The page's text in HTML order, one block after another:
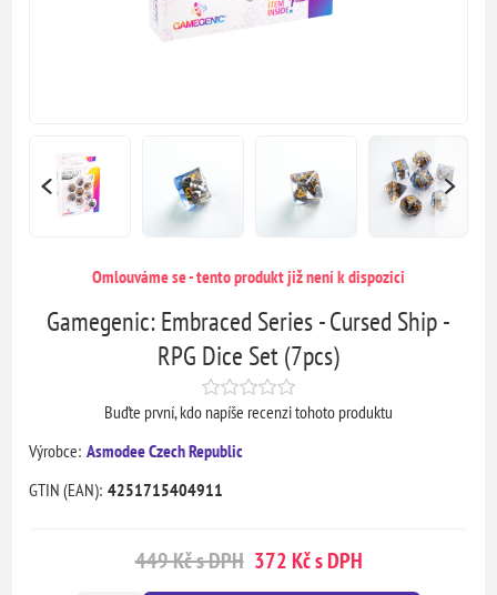
Omlouváme se - tento produkt již není k dispozici
Gamegenic: Embraced Series - Cursed Ship -
RPG Dice Set (7pcs)
Buďte první, kdo napíše recenzi tohoto produktu
Výrobce: Asmodee Czech Republic
GTIN (EAN): 4251715404911
449 Kč s DPH 372 Kč s DPH